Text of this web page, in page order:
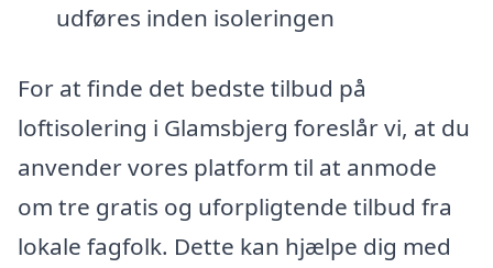
udføres inden isoleringen
For at finde det bedste tilbud på
loftisolering i Glamsbjerg foreslår vi, at du
anvender vores platform til at anmode
om tre gratis og uforpligtende tilbud fra
lokale fagfolk. Dette kan hjælpe dig med